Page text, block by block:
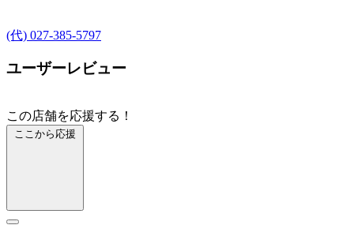
(代) 027-385-5797
ユーザーレビュー
この店舗を応援する！
ここから応援